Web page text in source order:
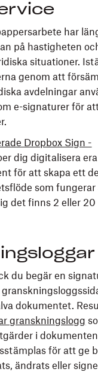
har
på hastigheten
situationer.
genom att
avdelningar
e-signaturer för
Dropbox Sign -
dig digitalisera
för att skapa ett
som
det finns 2 eller
du begär en
dokumentet.
granskningslogg
i
för att ge
ändrats eller